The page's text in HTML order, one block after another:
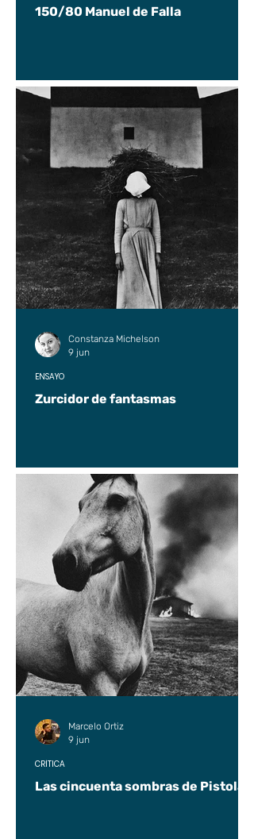
150/80 Manuel de Falla
Zurcidor de fantasmas
ENSAYO
Constanza Michelson
9 jun
Las cincuenta sombras de Pistolas
CRÍTICA
Marcelo Ortiz
9 jun